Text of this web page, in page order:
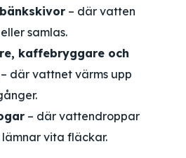
– där vatten
samlas.
kaffebryggare och
– där vattnet värms upp
– där vattendroppar
vita fläckar.